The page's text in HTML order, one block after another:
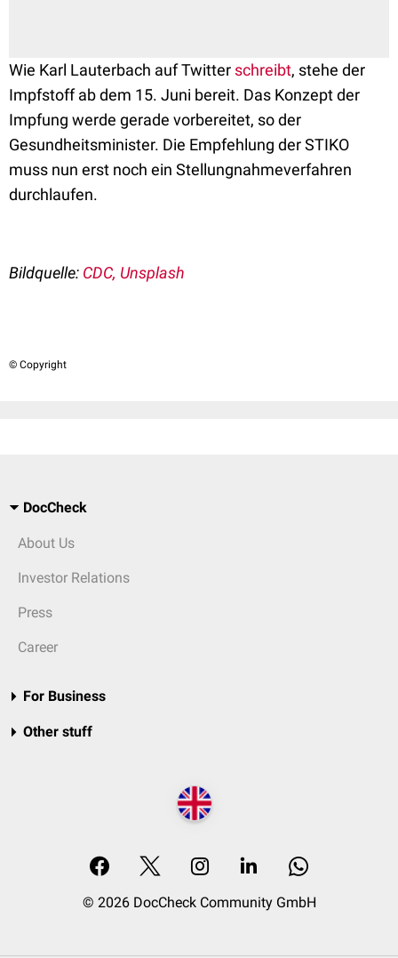
Wie Karl Lauterbach auf Twitter schreibt, stehe der
Impfstoff ab dem 15. Juni bereit. Das Konzept der
Impfung werde gerade vorbereitet, so der
Gesundheitsminister. Die Empfehlung der STIKO
muss nun erst noch ein Stellungnahmeverfahren
durchlaufen.
Bildquelle: CDC, Unsplash
© Copyright
DocCheck
About Us
Investor Relations
Press
Career
For Business
Other stuff
© 2026 DocCheck Community GmbH